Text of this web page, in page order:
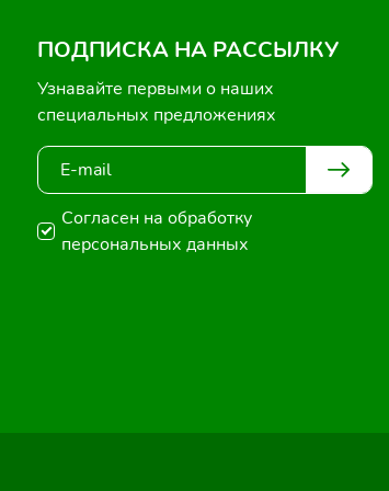
ПОДПИСКА НА РАССЫЛКУ
Узнавайте первыми о наших
специальных предложениях
Согласен на обработку
персональных данных